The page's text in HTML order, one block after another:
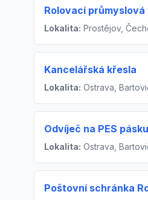
Rolovací
Lokalita: Prostějov,
Kancelářská křesla
Lokalita: Ostrava,
Odvíječ na PES pásku
Lokalita: Ostrava,
Poštovní schránka